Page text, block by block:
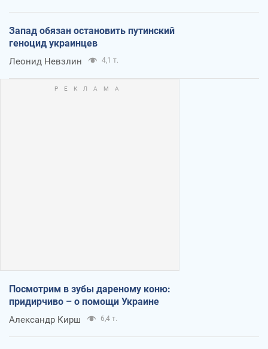
Запад обязан остановить путинский
геноцид украинцев
Леонид Невзлин 4,1 т.
Посмотрим в зубы дареному коню:
придирчиво – о помощи Украине
Александр Кирш 6,4 т.